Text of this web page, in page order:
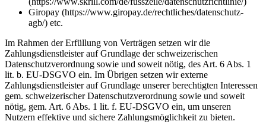
Giropay (https://www.giropay.de/rechtliches/datenschutz-
agb/) etc.
Im Rahmen der Erfüllung von Verträgen setzen wir die
Zahlungsdienstleister auf Grundlage der schweizerischen
Datenschutzverordnung sowie und soweit nötig, des Art. 6 Abs. 1
lit. b. EU-DSGVO ein. Im Übrigen setzen wir externe
Zahlungsdienstleister auf Grundlage unserer berechtigten Interessen
gem. schweizerischer Datenschutzverordnung sowie und soweit
nötig, gem. Art. 6 Abs. 1 lit. f. EU-DSGVO ein, um unseren
Nutzern effektive und sichere Zahlungsmöglichkeit zu bieten.